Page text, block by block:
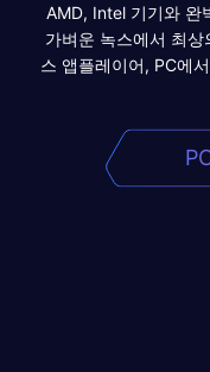
AMD, Intel 기기와 완
가벼운 녹스에서 최
스 앱플레이어, PC에